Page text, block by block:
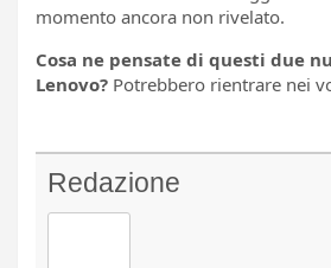
momento ancora non rivelato.
Cosa ne pensate di questi due
Lenovo? Potrebbero rientrare nei
Redazione